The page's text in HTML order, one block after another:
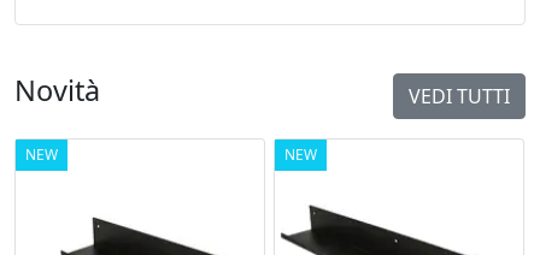
Novità VEDI TUTTI
NEW NEW